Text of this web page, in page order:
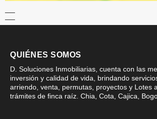
QUIÉNES SOMOS
D. Soluciones Inmobiliarias, cuenta con las
inversión y calidad de vida, brindando
arriendo, venta, permutas, proyectos y Lotes
trámites de finca raíz. Chia, Cota, Cajica,